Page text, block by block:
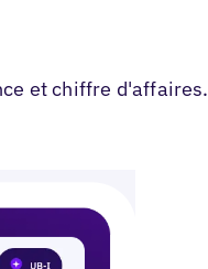
et chiffre d'affaires.